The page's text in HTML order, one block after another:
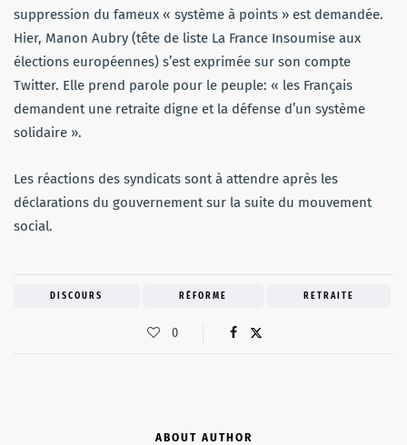
suppression du fameux « système à points » est demandée.
Hier, Manon Aubry (tête de liste La France Insoumise aux
élections européennes) s’est exprimée sur son compte
Twitter. Elle prend parole pour le peuple: « les Français
demandent une retraite digne et la défense d’un système
solidaire ».
Les réactions des syndicats sont à attendre après les
déclarations du gouvernement sur la suite du mouvement
social.
DISCOURS RÉFORME RETRAITE
0
ABOUT AUTHOR